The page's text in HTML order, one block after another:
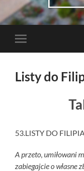
mobile
Listy do
53.LISTY DO
A przeto, umiłowani
zabiegajcie o własne